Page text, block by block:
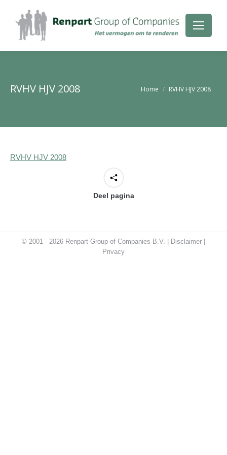
RVHV HJV 2008 Je bent hier:
Home RVHV HJV 2008
RVHV HJV 2008
Deel pagina
© 2001 - 2026 Renpart Group of Companies B.V. | Disclaimer
Privacy